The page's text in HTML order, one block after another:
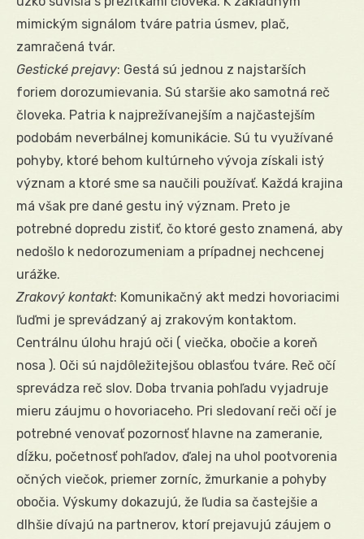
mimickým signálom tváre patria úsmev, plač,
zamračená tvár.
Gestické prejavy: Gestá sú jednou z najstarších
foriem dorozumievania. Sú staršie ako samotná reč
človeka. Patria k najprežívanejším a najčastejším
podobám neverbálnej komunikácie. Sú tu využívané
pohyby, ktoré behom kultúrneho vývoja získali istý
význam a ktoré sme sa naučili používať. Každá krajina
má však pre dané gestu iný význam. Preto je
potrebné dopredu zistiť, čo ktoré gesto znamená, aby
nedošlo k nedorozumeniam a prípadnej nechcenej
urážke.
Zrakový kontakt: Komunikačný akt medzi hovoriacimi
ľuďmi je sprevádzaný aj zrakovým kontaktom.
Centrálnu úlohu hrajú oči ( viečka, obočie a koreň
nosa ). Oči sú najdôležitejšou oblasťou tváre. Reč očí
sprevádza reč slov. Doba trvania pohľadu vyjadruje
mieru záujmu o hovoriaceho. Pri sledovaní reči očí je
potrebné venovať pozornosť hlavne na zameranie,
dĺžku, početnosť pohľadov, ďalej na uhol pootvorenia
očných viečok, priemer zorníc, žmurkanie a pohyby
obočia. Výskumy dokazujú, že ľudia sa častejšie a
dlhšie dívajú na partnerov, ktorí prejavujú záujem o